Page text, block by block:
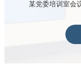
某党委培训室会